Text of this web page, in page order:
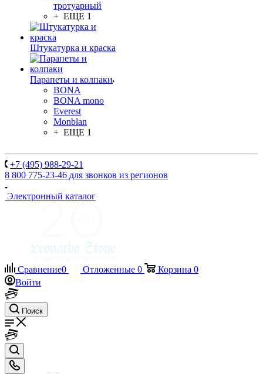
тротуарный
+ ЕЩЕ 1
Штукатурка и краска
Парапеты и колпаки
BONA
BONA mono
Everest
Monblan
+ ЕЩЕ 1
+7 (495) 988-29-21
8 800 775-23-46 для звонков из регионов
Электронный каталог
Сравнение0 Отложенные 0 Корзина 0
Войти
Поиск